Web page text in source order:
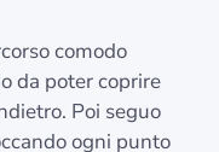
comodo
da poter coprire
Poi seguo
ogni punto